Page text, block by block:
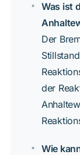
Was ist
Der
der
Wie